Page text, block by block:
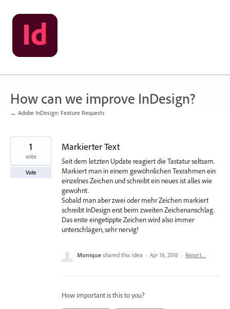
Skip
to
content
How can we improve InDesign?
← Adobe InDesign: Feature Requests
Markierter Text
Seit dem letzten Update reagiert die Tastatur seltsam.
Markiert man in einem gewöhnlichen Texrahmen ein
einzelnes Zeichen und schreibt ein neues ist alles wie
gewohnt.
Sobald man aber zwei oder mehr Zeichen markiert
schreibt InDesign erst beim zweiten Zeichenanschlag.
Das erste eingetippte Zeichen wird also immer
unterschlagen, sehr nervig!
1
vote
Vote
Monique shared this idea · Apr 16, 2018 · Report…
How important is this to you?